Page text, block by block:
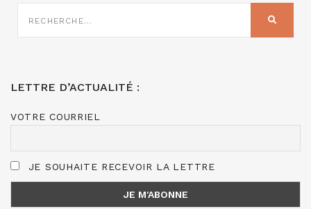
SUR
LETTRE D’ACTUALITÉ :
VOTRE COURRIEL
JE SOUHAITE RECEVOIR LA LETTRE